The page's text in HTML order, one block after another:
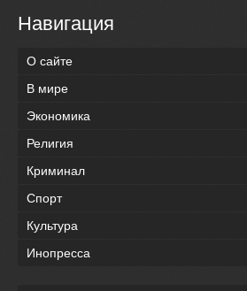
Навигация
О сайте
В мире
Экономика
Религия
Криминал
Спорт
Культура
Инопресса